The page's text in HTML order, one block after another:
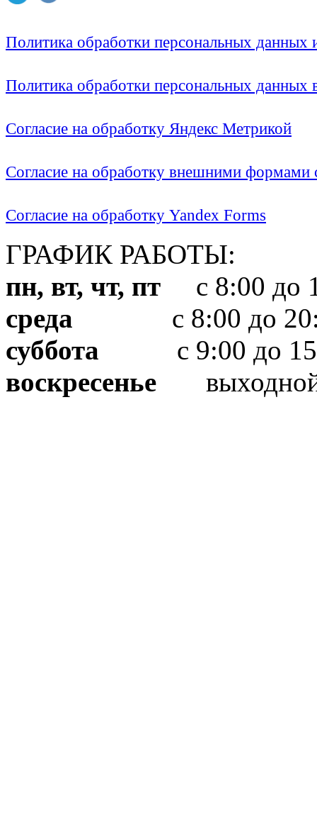
Политика обработки персональных
Политика обработки персональных
Согласие на обработку Яндекс Метрикой
Согласие на обработку внешними формами
Согласие на обработку Yandex Forms
ГРАФИК РАБОТЫ:
пн, вт, чт, пт с 8:00 до
среда с 8:00 до
суббота с 9:00 до
воскресенье